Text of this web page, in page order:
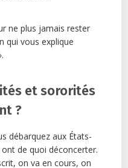
ne plus jamais rester
qui vous explique
et sororités
?
débarquez aux États-
de quoi déconcerter.
on va en cours, on